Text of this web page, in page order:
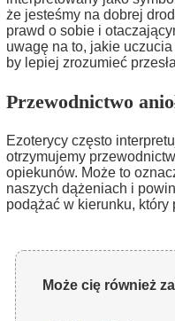
że jesteśmy na dobrej
prawd o sobie i
uwagę na to, jakie
by lepiej zrozumieć
Przewodnictwo
Ezoterycy często
otrzymujemy
opiekunów. Może to
naszych dążeniach i
podążać w kierunku, który
Może cię również